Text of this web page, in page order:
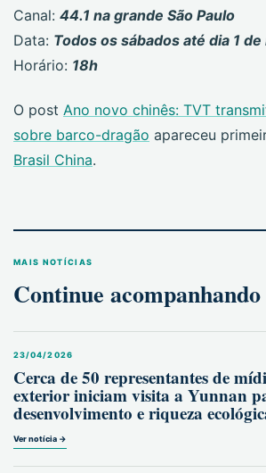
Canal: 44.1 na grande São Paulo
Data: Todos os sábados até dia 1
Horário: 18h
O post Ano novo chinês: TVT
sobre barco-dragão apareceu
Brasil China.
MAIS NOTÍCIAS
Continue
23/04/2026
Cerca de 50 representantes de
exterior iniciam visita a Yunnan
desenvolvimento e riqueza
Ver notícia →